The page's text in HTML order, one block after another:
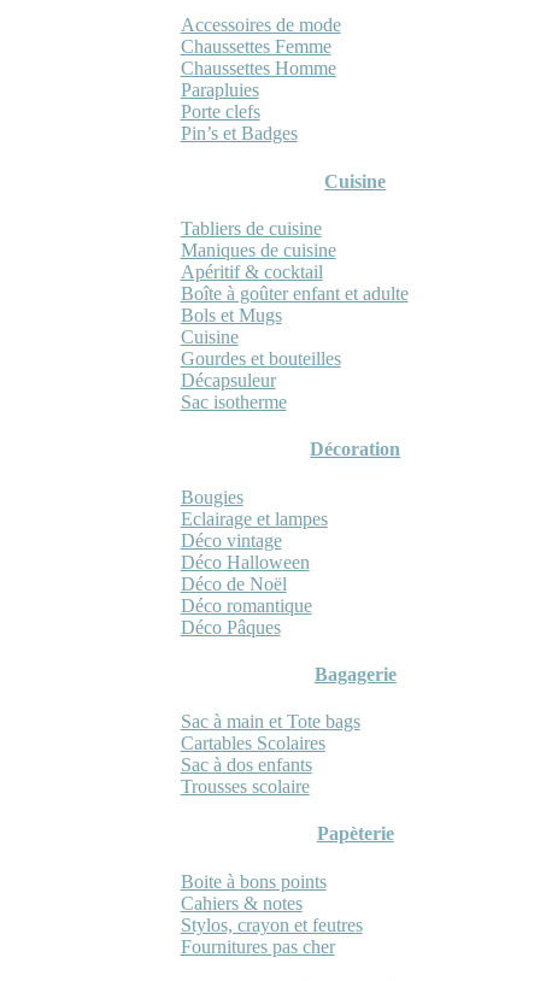
Accessoires de mode
Chaussettes Femme
Chaussettes Homme
Parapluies
Porte clefs
Pin’s et Badges
Cuisine
Tabliers de cuisine
Maniques de cuisine
Apéritif & cocktail
Boîte à goûter enfant et adulte
Bols et Mugs
Cuisine
Gourdes et bouteilles
Décapsuleur
Sac isotherme
Décoration
Bougies
Eclairage et lampes
Déco vintage
Déco Halloween
Déco de Noël
Déco romantique
Déco Pâques
Bagagerie
Sac à main et Tote bags
Cartables Scolaires
Sac à dos enfants
Trousses scolaire
Papèterie
Boite à bons points
Cahiers & notes
Stylos, crayon et feutres
Fournitures pas cher